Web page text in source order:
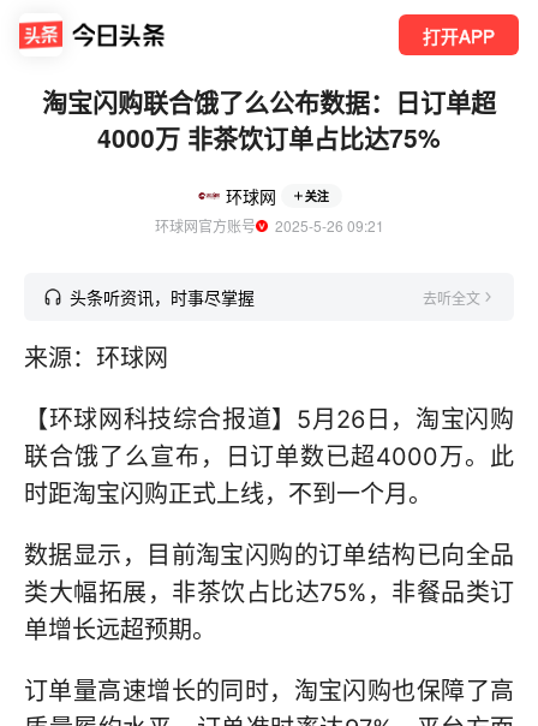
打开APP
淘宝闪购联合饿了么公布数据：日订单超
4000万 非茶饮订单占比达75%
环球网 关注
环球网官方账号
  2025-5-26 09:21
头条听资讯，时事尽掌握 去听全文
来源：环球网
【环球网科技综合报道】5月26日，淘宝闪购
联合饿了么宣布，日订单数已超4000万。此
时距淘宝闪购正式上线，不到一个月。
数据显示，目前淘宝闪购的订单结构已向全品
类大幅拓展，非茶饮占比达75%，非餐品类订
单增长远超预期。
订单量高速增长的同时，淘宝闪购也保障了高